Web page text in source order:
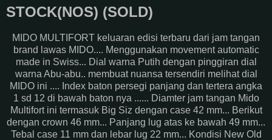
STOCK(NOS) (SOLD)
MIDO MULTIFORT keluaran edisi terbaru dari jam tangan
brand lawas MIDO.... Menggunakan movement automatic
made in Swiss... Dial warna Putih dengan pinggiran dial
warna Abu-abu.. membuat nuansa tersendiri melihat dial
MIDO ini .... Index baton persegi panjang dan tertera angka
1 sd 12 di bawah baton nya ...... Diamter jam tangan Mido
Multifort ini termasuk Big Siz dengan case 42 mm... Berikut
dengan crown 46 mm... Panjang lug atas ke bawah 49 mm...
Tebal case 11 mm dan lebar lug 22 mm... Kondisi New Old